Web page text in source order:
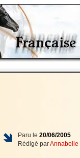
Paru le 20/06/2005
Rédigé parAnnabelle